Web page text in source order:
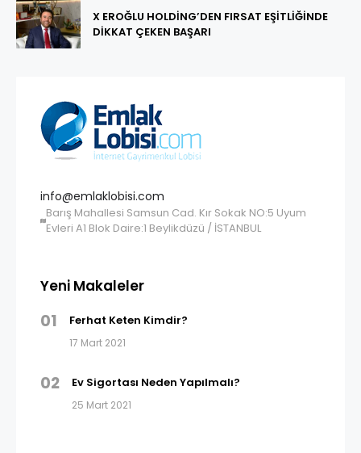
X EROĞLU HOLDİNG’DEN FIRSAT EŞİTLİĞİNDE
DİKKAT ÇEKEN BAŞARI
info@emlaklobisi.com
Barış Mahallesi Samsun Cad. Kır Sokak NO:5 Uyum
Evleri A1 Blok Daire:1 Beylikdüzü / İSTANBUL
Yeni Makaleler
01 Ferhat Keten Kimdir?
17 Mart 2021
02 Ev Sigortası Neden Yapılmalı?
25 Mart 2021